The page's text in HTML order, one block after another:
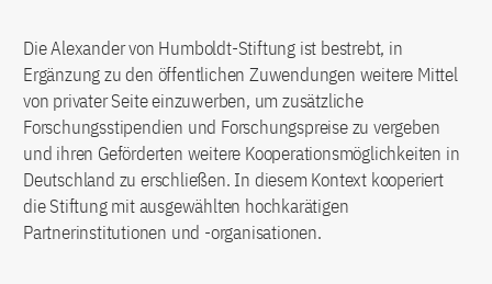
Die Alexander von Humboldt-Stiftung ist bestrebt, in
Ergänzung zu den öffentlichen Zuwendungen weitere Mittel
von privater Seite einzuwerben, um zusätzliche
Forschungsstipendien und Forschungspreise zu vergeben
und ihren Geförderten weitere Kooperationsmöglichkeiten in
Deutschland zu erschließen. In diesem Kontext kooperiert
die Stiftung mit ausgewählten hochkarätigen
Partnerinstitutionen und -organisationen.